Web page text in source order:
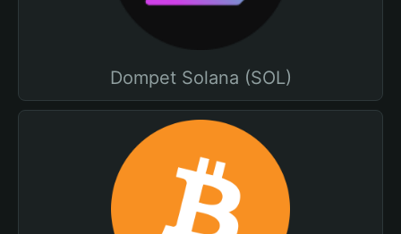
Dompet Solana (SOL)